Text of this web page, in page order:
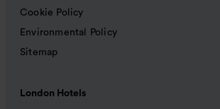
Cookie Policy
Environmental Policy
Sitemap
London Hotels